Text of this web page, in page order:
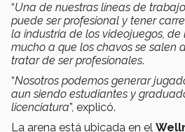
“Una de nuestras líneas de
puede ser profesional y tener
la industria de los videojuegos, de
mucho a que los chavos se salen
tratar de ser profesionales.
“Nosotros podemos generar
aun siendo estudiantes y
licenciatura”, explicó.
La arena está ubicada en el